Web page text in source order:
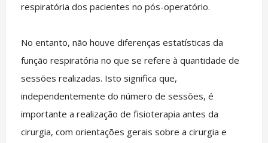
respiratória dos pacientes no pós-operatório.
No entanto, não houve diferenças estatísticas da
função respiratória no que se refere à quantidade de
sessões realizadas. Isto significa que,
independentemente do número de sessões, é
importante a realização de fisioterapia antes da
cirurgia, com orientações gerais sobre a cirurgia e